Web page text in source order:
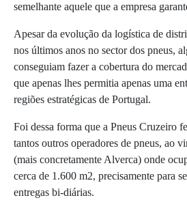
semelhante aquele que a empresa
Apesar da evolução da logística de
nos últimos anos no sector dos pneus,
conseguiam fazer a cobertura do
que apenas lhes permitia apenas uma
regiões estratégicas de Portugal.
Foi dessa forma que a Pneus Cruzeiro
tantos outros operadores de pneus, ao
(mais concretamente Alverca) onde
cerca de 1.600 m2, precisamente para
entregas bi-diárias.